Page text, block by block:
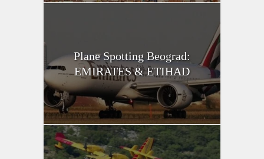
Plane Spotting Beograd:
EMIRATES & ETIHAD